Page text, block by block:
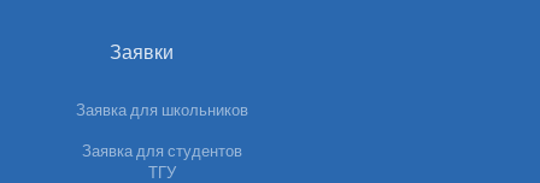
Заявки
Заявка для школьников
Заявка для студентов
ТГУ